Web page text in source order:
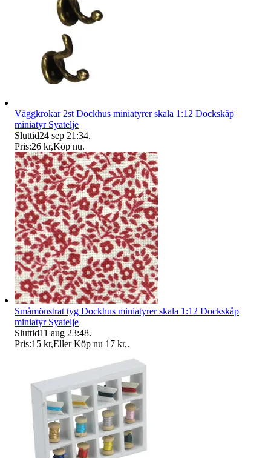
Väggkrokar 2st Dockhus miniatyrer skala 1:12 Dockskåp
miniatyr Syatelje
Sluttid24 sep 21:34.
Pris:26 kr,Köp nu.
Småmönstrat tyg Dockhus miniatyrer skala 1:12 Dockskåp
miniatyr Syatelje
Sluttid11 aug 23:48.
Pris:15 kr,Eller Köp nu 17 kr,.